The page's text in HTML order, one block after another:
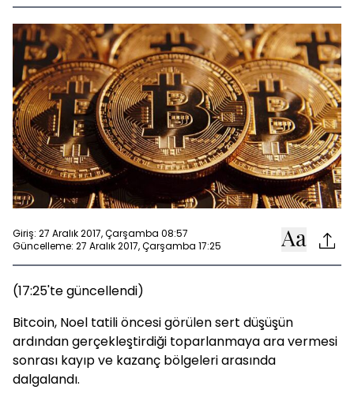
Giriş: 27 Aralık 2017, Çarşamba 08:57
Güncelleme: 27 Aralık 2017, Çarşamba 17:25
(17:25'te güncellendi)
Bitcoin, Noel tatili öncesi görülen sert düşüşün
ardından gerçekleştirdiği toparlanmaya ara vermesi
sonrası kayıp ve kazanç bölgeleri arasında
dalgalandı.